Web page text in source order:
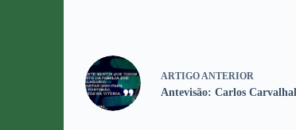
ARTIGO ANTERIOR
Antevisão: Carlos